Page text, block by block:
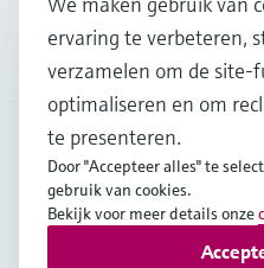
NLD•Nederlands
Copyright © Endress+Hauser
ervaring te verbeteren,
verzamelen om de
optimaliseren en om
te presenteren.
Door "Accepteer alles" te
gebruik van cookies.
Bekijk voor meer details onze